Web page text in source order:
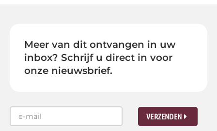
Meer van dit ontvangen in uw
inbox? Schrijf u direct in voor
onze nieuwsbrief.
VERZENDEN